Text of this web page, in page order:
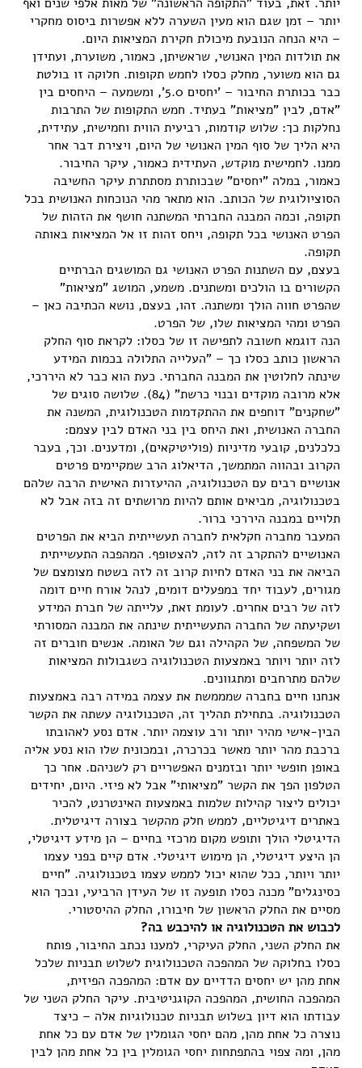
יותר – זמן שגם הוא מעין השערה ללא אפשרות ביסוס מחקרי
– היא הנחה הנובעת מיכולת חקירת המציאות היום.
את תולדות המין האנושי, שראשיתן, כאמור, משוערת, ועתידן
גם הוא משוער, מחלק כסלו לחמש תקופות. חלוקה זו בולטת
כבר בכותרת החיבור – 'יחסים 5.0', ומשמעה – היחסים בין
"אדם, לבין "מציאות" בעתיד. חמש התקופות של התרבות
נחלקות כך: שלוש קודמות, רביעית הווית וחמישית, עתידית,
היא הליך של סוף המין האנושי של היום, ויצירת דבר אחר
ממנו. לחמישית מוקדש, העתידית כאמור, עיקר החיבור.
כאמור, במלה "יחסים" שבכותרת מסתתרת עיקר החשיבה
הסוציולוגית של הכותב. הוא מתאר מהי הנוכחות האנושית בכל
תקופה, וכמה המבנה החברתי המשתנה חושף את הזהות של
הפרט האנושי בכל תקופה, ויחס זהות זו אל המציאות באותה
תקופה.
בעצם, עם השתנות הפרט האנושי גם המושגים הברתיים
הקשורים בו הולכים ומשתנים. משמע, המושג "מציאות"
שהפרט חווה הולך ומשתנה. זהו, בעצם, נושא הכתיבה כאן –
הפרט ומהי המציאות שלו, של הפרט.
הנה דוגמא חשובה לתפישה זו של כסלו: לקראת סוף החלק
הראשון כותב כסלו כך – "העלייה התלולה בכמות המידע
שינתה לחלוטין את המבנה החברתי. כעת הוא כבר לא היררכי,
אלא מרובה מוקדים ובנוי כרשת" (84). שלושה סוגים של
"שחקנים" דוחפים את ההתקדמות הטכנולוגית, המשנה את
החברה האנושית, ואת היחס בין בני האדם לבין עצמם:
כלכלנים, קובעי מדיניות (פוליטיקאים), ומדענים. וכך, בעבר
הקרוב ובהווה המתמשך, הדיאלוג הרב שמקיימים פרטים
אנושיים רבים עם הטכנולוגיה, ההיעזרות האישית הרבה שלהם
בטכנולוגיה, מביאים אותם להיות מרושתים זה בזה אבל לא
תלויים במבנה היררכי ברור.
המעבר מחברה חקלאית לחברה תעשייתית הביא את הפרטים
האנושיים להתקרב זה לזה, להצטופף. המהפכה התעשייתית
הביאה את בני האדם לחיות קרוב זה לזה בשטח מצומצם של
מגורים, לעבוד יחד במפעלים דומים, לנהל אורח חיים דומה
לזה של רבים אחרים. לעומת זאת, עלייתה של חברת המידע
ושקיעתה של החברה התעשייתית שינתה את המבנה המסורתי
של המשפחה, של הקהילה וגם של האומה. אנשים חוברים זה
לזה יותר ויותר באמצעות הטכנולוגיה כשגבולות המציאות
שלהם מתרחבים ומתגוונים.
אנחנו חיים בחברה שמממשת את עצמה במידה רבה באמצעות
הטכנולוגיה. בתחילת תהליך זה, הטכנולוגיה עשתה את הקשר
הבין-אישי מהיר יותר ורב עוצמה יותר. אדם נסע לאהובתו
ברכבת מהר יותר מאשר בכרכרה, ובמכונית שלו הוא נסע אליה
באופן חופשי יותר ובזמנים האפשריים רק לשניהם. אחר כך
הטלפון הפך את הקשר "מציאותי" אבל לא פיזי. היום, יחידים
יכולים ליצור קהילות שלמות באמצעות האינטרנט, להכיר
באתרים דיגיטליים, לממש חלק מהקשר בצורה דיגיטלית.
הדיגיטלי הולך ותופש מקום מרכזי בחיים – הן מידע דיגיטלי,
הן היצע דיגיטלי, הן מימוש דיגיטלי. אדם קיים בפני עצמו
יותר ויותר, ככל שהוא יכול לממש עצמו בטכנולוגיה. "חיים
כסינגלים" מכנה כסלו תופעה זו של העידן הרביעי, ובכך הוא
מסיים את החלק הראשון של חיבורו, החלק ההיסטורי.
לכבוש את הטכנולוגיה או להיכבש בה?
את החלק השני, החלק העיקרי, למענו נכתב החיבור, פותח
כסלו בחלוקה של המהפכה הטכנולוגית לשלוש תבניות שלכל
אחת מהן יש יחסים הדדיים עם אדם: המהפכה הפיזית,
המהפכה החושית, המהפכה הקוגניטיבית. עיקר החלק השני של
עבודתו הוא דיון בשלוש תבניות טכנולוגיות אלה – כיצד
נוצרה כל אחת מהן, מהם יחסי הגומלין של אדם עם כל אחת
מהן, ומה צפוי בהתפתחות יחסי הגומלין בין כל אחת מהן לבין